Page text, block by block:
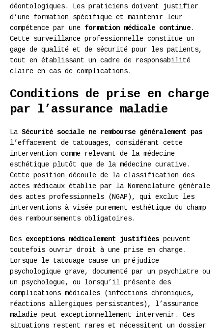
déontologiques. Les praticiens doivent justifier
d’une formation spécifique et maintenir leur
compétence par une formation médicale continue.
Cette surveillance professionnelle constitue un
gage de qualité et de sécurité pour les patients,
tout en établissant un cadre de responsabilité
claire en cas de complications.
Conditions de prise en charge
par l’assurance maladie
La Sécurité sociale ne rembourse généralement pas
l’effacement de tatouages, considérant cette
intervention comme relevant de la médecine
esthétique plutôt que de la médecine curative.
Cette position découle de la classification des
actes médicaux établie par la Nomenclature générale
des actes professionnels (NGAP), qui exclut les
interventions à visée purement esthétique du champ
des remboursements obligatoires.
Des exceptions médicalement justifiées peuvent
toutefois ouvrir droit à une prise en charge.
Lorsque le tatouage cause un préjudice
psychologique grave, documenté par un psychiatre ou
un psychologue, ou lorsqu’il présente des
complications médicales (infections chroniques,
réactions allergiques persistantes), l’assurance
maladie peut exceptionnellement intervenir. Ces
situations restent rares et nécessitent un dossier